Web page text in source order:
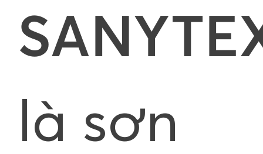
là sơn